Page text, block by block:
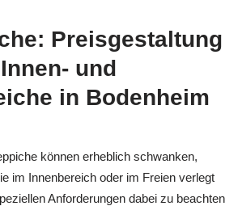
Preisgestaltung
und
in Bodenheim
können erheblich schwanken,
im Innenbereich oder im Freien verlegt
Anforderungen dabei zu beachten